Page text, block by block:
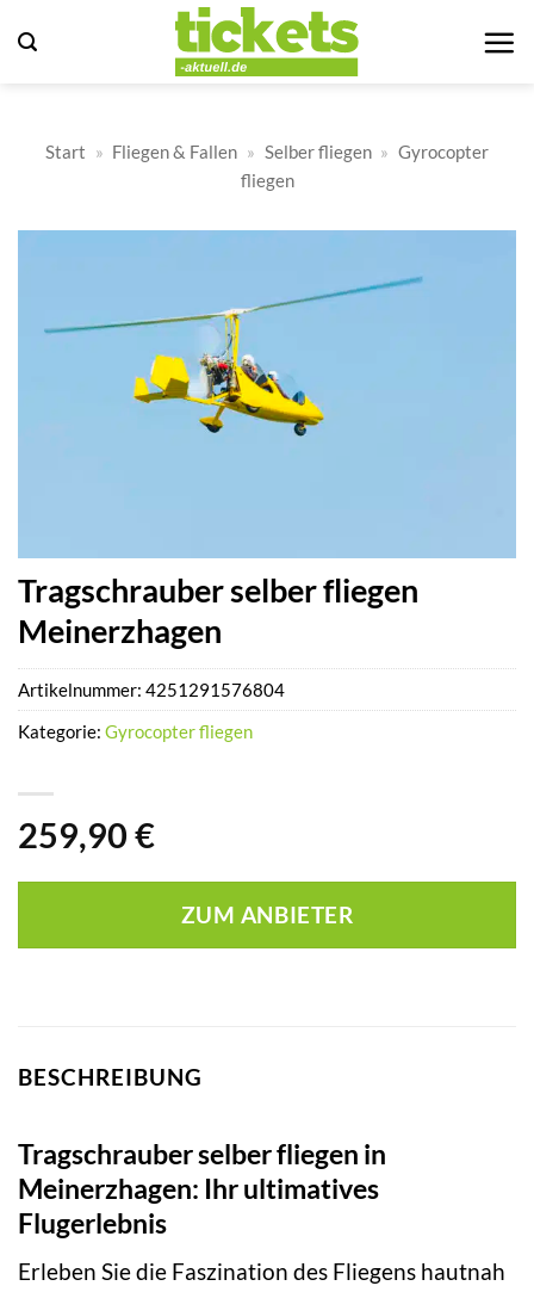
Inhalt
Start » Fliegen & Fallen » Selber fliegen » Gyrocopter
fliegen
Tragschrauber selber fliegen
Meinerzhagen
259,90 €
ZUM ANBIETER
Artikelnummer: 4251291576804
Kategorie: Gyrocopter fliegen
BESCHREIBUNG
Tragschrauber selber fliegen in
Meinerzhagen: Ihr ultimatives
Flugerlebnis
Erleben Sie die Faszination des Fliegens hautnah